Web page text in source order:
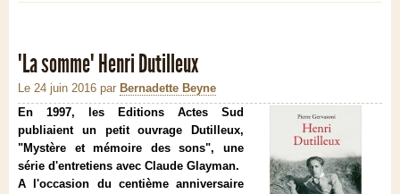
"La somme" Henri Dutilleux
Le 24 juin 2016 par Bernadette Beyne
En 1997, les Editions Actes Sud
publiaient un petit ouvrage Dutilleux,
"Mystère et mémoire des sons", une
série d'entretiens avec Claude Glayman.
A l'occasion du centième anniversaire